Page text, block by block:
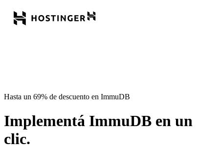
Hasta un 69% de descuento en ImmuDB
Implementá ImmuDB en un
clic.